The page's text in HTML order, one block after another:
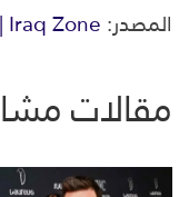
المصدر:Iraq Zone | عراق زون
مقالات